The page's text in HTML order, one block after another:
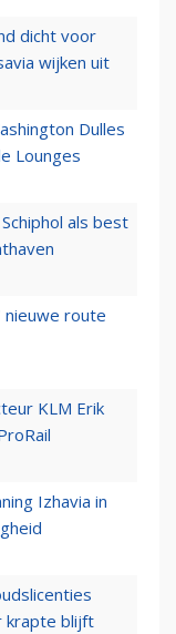
dicht voor
wijken uit
Dulles
Lounges
als best
nieuwe route
KLM Erik
Izhavia in
krapte blijft